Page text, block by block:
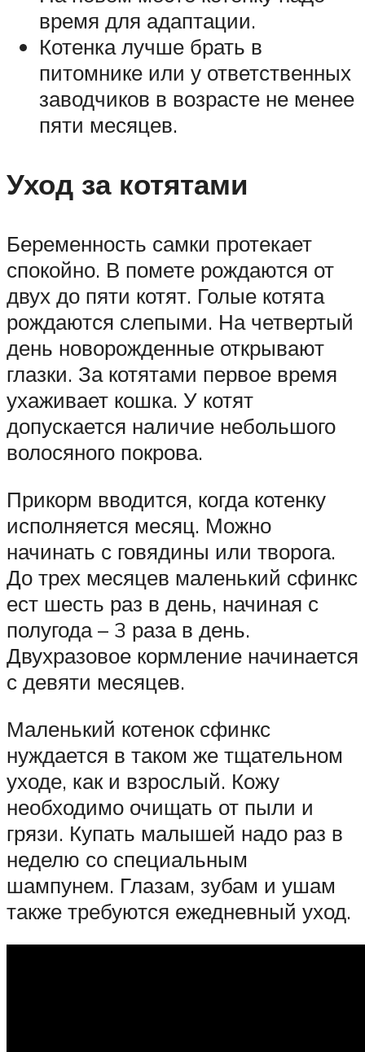
время для адаптации.
Котенка лучше брать в
питомнике или у ответственных
заводчиков в возрасте не менее
пяти месяцев.
Уход за котятами
Беременность самки протекает
спокойно. В помете рождаются от
двух до пяти котят. Голые котята
рождаются слепыми. На четвертый
день новорожденные открывают
глазки. За котятами первое время
ухаживает кошка. У котят
допускается наличие небольшого
волосяного покрова.
Прикорм вводится, когда котенку
исполняется месяц. Можно
начинать с говядины или творога.
До трех месяцев маленький сфинкс
ест шесть раз в день, начиная с
полугода – 3 раза в день.
Двухразовое кормление начинается
с девяти месяцев.
Маленький котенок сфинкс
нуждается в таком же тщательном
уходе, как и взрослый. Кожу
необходимо очищать от пыли и
грязи. Купать малышей надо раз в
неделю со специальным
шампунем. Глазам, зубам и ушам
также требуются ежедневный уход.